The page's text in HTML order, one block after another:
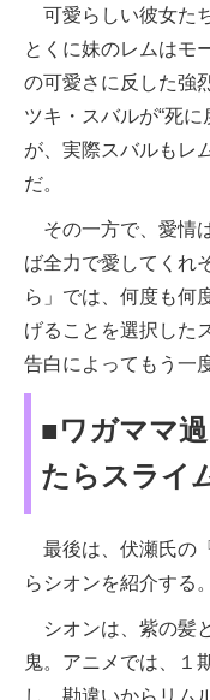
可愛らしい彼女た
とくに妹のレムはモ
の可愛さに反した強
ツキ・スバルが“死
が、実際スバルもレ
だ。
その一方で、愛情
ば全力で愛してくれ
ら」では、何度も何
げることを選択した
告白によってもう一
■ワガママ
たらスライ
最後は、伏瀬氏の
らシオンを紹介する。
シオンは、紫の髪
鬼。アニメでは、１